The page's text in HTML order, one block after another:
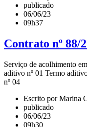
publicado
06/06/23
09h37
Contrato nº 88/
Serviço de acolhimento
aditivo nº 01 Termo
nº 04
Escrito por Marina
publicado
06/06/23
09h30